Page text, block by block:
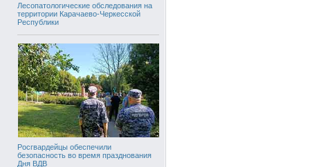
Лесопатологические обследования на
территории Карачаево-Черкесской
Республики
Росгвардейцы обеспечили
безопасность во время празднования
Дня ВДВ